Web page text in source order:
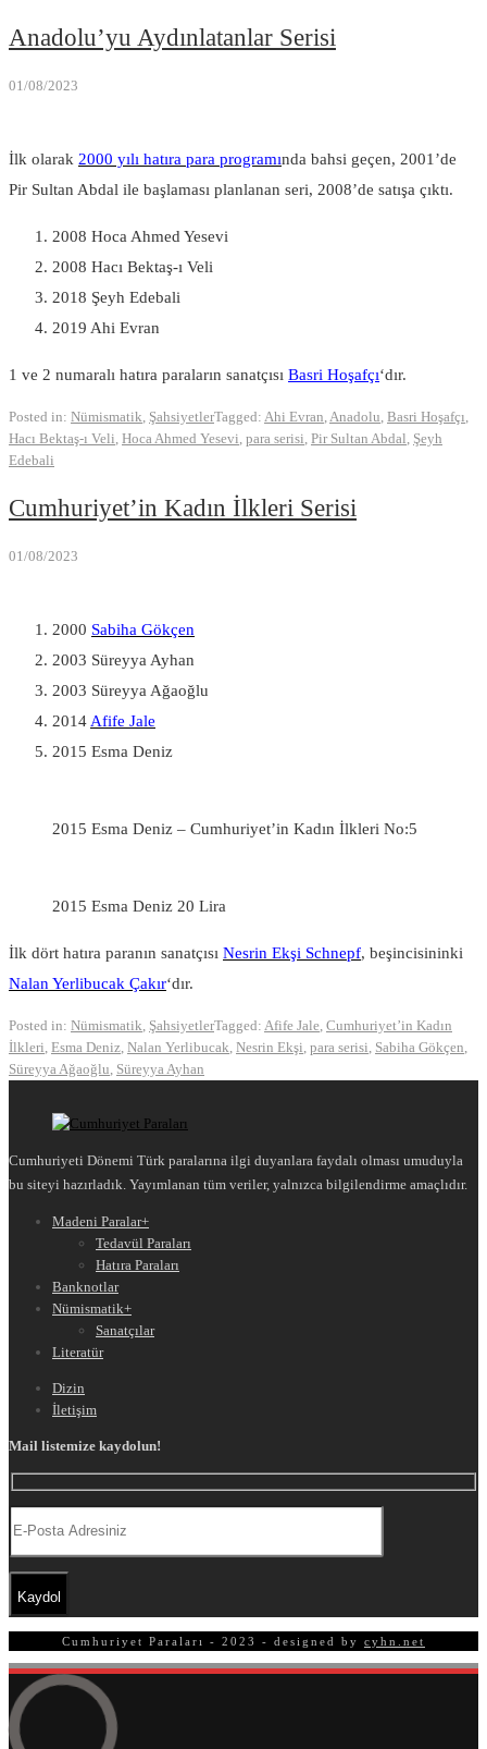
Anadolu’yu Aydınlatanlar Serisi
01/08/2023
İlk olarak 2000 yılı hatıra para programında bahsi geçen, 2001’de
Pir Sultan Abdal ile başlaması planlanan seri, 2008’de satışa çıktı.
2008 Hoca Ahmed Yesevi
2008 Hacı Bektaş-ı Veli
2018 Şeyh Edebali
2019 Ahi Evran
1 ve 2 numaralı hatıra paraların sanatçısı Basri Hoşafçı‘dır.
Posted in: Nümismatik ŞahsiyetlerTagged: Ahi Evran Anadolu Basri Hoşafçı
Hacı Bektaş-ı Veli Hoca Ahmed Yesevi para serisi Pir Sultan Abdal Şeyh
Edebali
Cumhuriyet’in Kadın İlkleri Serisi
01/08/2023
2000 Sabiha Gökçen
2003 Süreyya Ayhan
2003 Süreyya Ağaoğlu
2014 Afife Jale
2015 Esma Deniz
2015 Esma Deniz – Cumhuriyet’in Kadın İlkleri No:5
2015 Esma Deniz 20 Lira
İlk dört hatıra paranın sanatçısı Nesrin Ekşi Schnepf, beşincisininki
Nalan Yerlibucak Çakır‘dır.
Posted in: Nümismatik ŞahsiyetlerTagged: Afife Jale Cumhuriyet’in Kadın
İlkleri Esma Deniz Nalan Yerlibucak Nesrin Ekşi para serisi Sabiha Gökçen
Süreyya Ağaoğlu Süreyya Ayhan
Cumhuriyeti Dönemi Türk paralarına ilgi duyanlara faydalı olması umuduyla
bu siteyi hazırladık. Yayımlanan tüm veriler, yalnızca bilgilendirme amaçlıdır.
Madeni Paralar+
Tedavül Paraları
Hatıra Paraları
Banknotlar
Nümismatik+
Sanatçılar
Literatür
Dizin
İletişim
Mail listemize kaydolun!
Cumhuriyet Paraları - 2023 - designed by cyhn.net